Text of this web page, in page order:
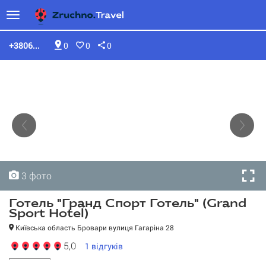
0 0 0
+3806...
3 фото
3 фото
3 фото
Готель "Гранд Спорт Готель" (Grand
Sport Hotel)
Київська область Бровари вулиця Гагаріна 28
5,0 1 відгуків
Готель "Гранд Спорт